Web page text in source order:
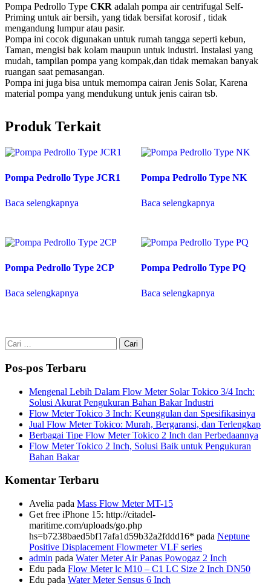
Pompa Pedrollo Type CKR adalah pompa air centrifugal Self-
Priming untuk air bersih, yang tidak bersifat korosif , tidak
mengandung lumpur atau pasir.
Pompa ini cocok digunakan untuk rumah tangga seperti kebun,
Taman, mengisi bak kolam maupun untuk industri. Instalasi yang
mudah, tampilan pompa yang kompak,dan tidak memakan banyak
ruangan saat pemasangan.
Pompa ini juga bisa untuk memompa cairan Jenis Solar, Karena
material pompa yang mendukung untuk jenis cairan tsb.
Produk Terkait
Pompa Pedrollo Type JCR1
Baca selengkapnya
Pompa Pedrollo Type NK
Baca selengkapnya
Pompa Pedrollo Type 2CP
Baca selengkapnya
Pompa Pedrollo Type PQ
Baca selengkapnya
Cari
untuk:
Pos-pos Terbaru
Mengenal Lebih Dalam Flow Meter Solar Tokico 3/4 Inch:
Solusi Akurat Pengukuran Bahan Bakar Industri
Flow Meter Tokico 3 Inch: Keunggulan dan Spesifikasinya
Jual Flow Meter Tokico: Murah, Bergaransi, dan Terlengkap
Berbagai Tipe Flow Meter Tokico 2 Inch dan Perbedaannya
Flow Meter Tokico 2 Inch, Solusi Baik untuk Pengukuran
Bahan Bakar
Komentar Terbaru
Avelia pada Mass Flow Meter MT-15
Get free iPhone 15: http://citadel-
maritime.com/uploads/go.php
hs=b7238baed5bf17afa1d59b32a2fddd16* pada Neptune
Positive Displacement Flowmeter VLF series
admin pada Water Meter Air Panas Powogaz 2 Inch
Edu pada Flow Meter lc M10 – C1 LC Size 2 Inch DN50
Edu pada Water Meter Sensus 6 Inch